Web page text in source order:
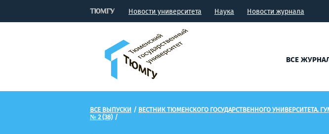
Новости университета Наука Новости журнала
ВСЕ
ВСЕ ВЫПУСКИ / ВЕСТНИК ТЮМЕНСКОГО ГОСУДАРСТВЕННОГО УНИВЕРСИТЕТА.
№ 2 (38) /